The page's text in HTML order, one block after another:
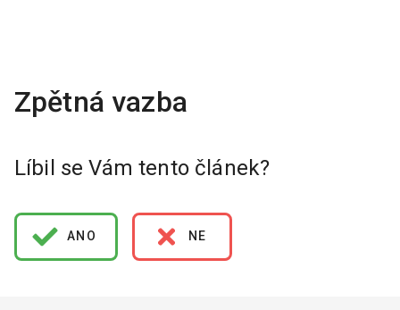
Líbil se Vám tento článek?
ANO NE